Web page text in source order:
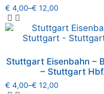
€ 4,00–€ 12,00
Stuttgart Eisenbahn –
– Stuttgart
€ 4,00–€ 12,00